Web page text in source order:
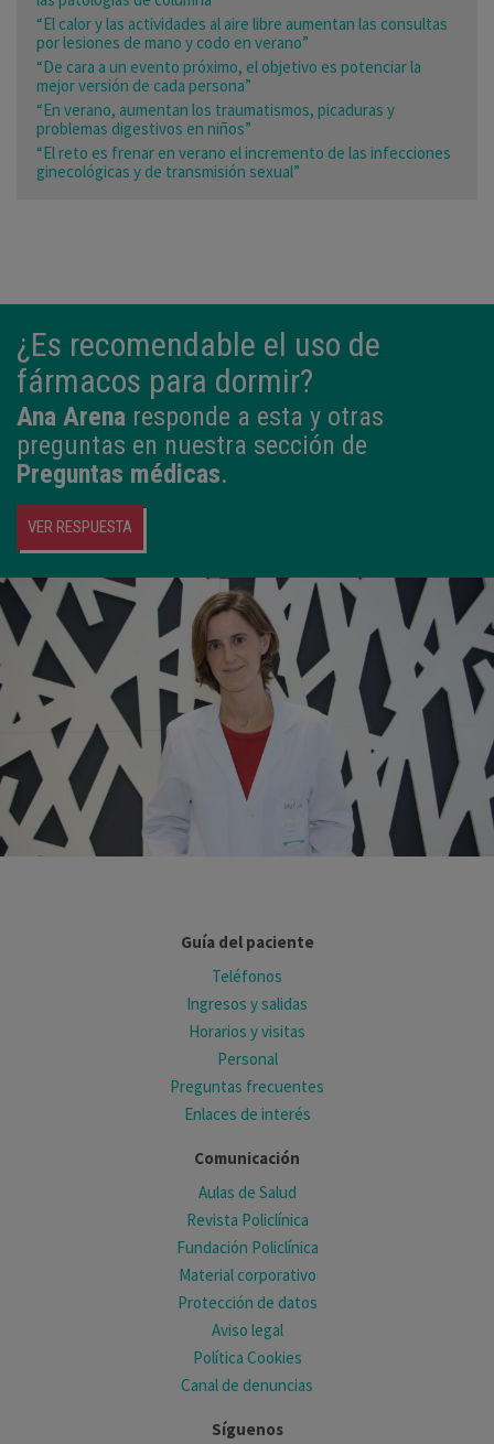
“El calor y las actividades al aire libre aumentan las consultas
por lesiones de mano y codo en verano”
“De cara a un evento próximo, el objetivo es potenciar la
mejor versión de cada persona”
“En verano, aumentan los traumatismos, picaduras y
problemas digestivos en niños”
“El reto es frenar en verano el incremento de las infecciones
ginecológicas y de transmisión sexual”
¿Es recomendable el uso de
fármacos para dormir?
Ana Arena responde a esta y otras
preguntas en nuestra sección de
Preguntas médicas.
VER RESPUESTA
Guía del paciente
Teléfonos
Ingresos y salidas
Horarios y visitas
Personal
Preguntas frecuentes
Enlaces de interés
Comunicación
Aulas de Salud
Revista Policlínica
Fundación Policlínica
Material corporativo
Protección de datos
Aviso legal
Política Cookies
Canal de denuncias
Síguenos